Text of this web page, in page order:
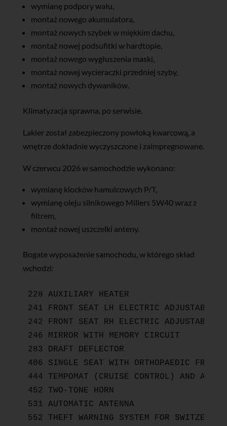
wymianę podpory wału,
montaż nowego akumulatora,
montaż nowych szybek w miękkim dachu,
montaż nowej podsufitki w hardtopie,
montaż nowego wygłuszenia maski,
montaż nowej wycieraczki przedniej szyby,
montaż nowych dywaników.
Klimatyzacja sprawna, po serwisie.
Lakier został zabezpieczony powłoką kwarcową, a
wnętrze dokładnie wyczyszczone i zaimpregnowane.
W czerwcu 2026 w samochodzie wykonano:
wymianę klocków hamulcowych P/T,
wymianę oleju silnikowego Millers 5W40 wraz z
filtrem,
montaż nowej uszczelki anteny.
Bogate wyposażenie samochodu, w którego skład
wchodzi:
228 AUXILIARY HEATER
241 FRONT SEAT LH ELECTRIC ADJUSTABLE
242 FRONT SEAT RH ELECTRIC ADJUSTABLE
246 MIRROR WITH MEMORY CIRCUIT
283 DRAFT DEFLECTOR
406 SINGLE SEAT WITH ORTHOPAEDIC
444 TEMPOMAT (CRUISE CONTROL) AND
452 TWO-TONE HORN
531 AUTOMATIC ANTENNA
552 THEFT WARNING SYSTEM FOR